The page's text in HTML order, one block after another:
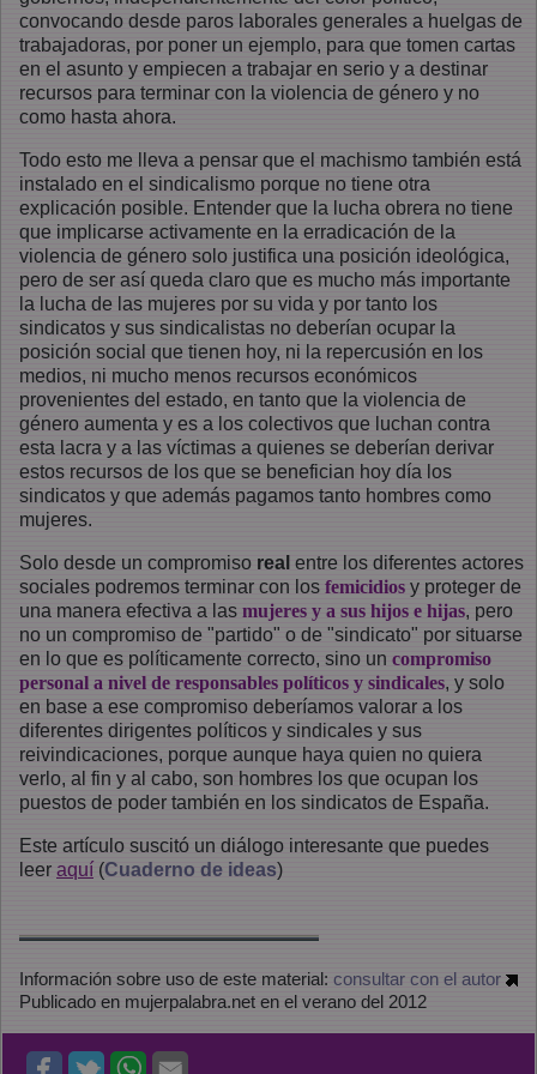
convocando desde paros laborales generales a huelgas de
trabajadoras, por poner un ejemplo, para que tomen cartas
en el asunto y empiecen a trabajar en serio y a destinar
recursos para terminar con la violencia de género y no
como hasta ahora.
Todo esto me lleva a pensar que el machismo también está
instalado en el sindicalismo porque no tiene otra
explicación posible. Entender que la lucha obrera no tiene
que implicarse activamente en la erradicación de la
violencia de género solo justifica una posición ideológica,
pero de ser así queda claro que es mucho más importante
la lucha de las mujeres por su vida y por tanto los
sindicatos y sus sindicalistas no deberían ocupar la
posición social que tienen hoy, ni la repercusión en los
medios, ni mucho menos recursos económicos
provenientes del estado, en tanto que la violencia de
género aumenta y es a los colectivos que luchan contra
esta lacra y a las víctimas a quienes se deberían derivar
estos recursos de los que se benefician hoy día los
sindicatos y que además pagamos tanto hombres como
mujeres.
Solo desde un compromiso real entre los diferentes actores
sociales podremos terminar con los femicidios y proteger de
una manera efectiva a las mujeres y a sus hijos e hijas, pero
no un compromiso de "partido" o de "sindicato" por situarse
en lo que es políticamente correcto, sino un compromiso
personal a nivel de responsables políticos y sindicales, y solo
en base a ese compromiso deberíamos valorar a los
diferentes dirigentes políticos y sindicales y sus
reivindicaciones, porque aunque haya quien no quiera
verlo, al fin y al cabo, son hombres los que ocupan los
puestos de poder también en los sindicatos de España.
Este artículo suscitó un diálogo interesante que puedes
leer aquí (Cuaderno de ideas)
Información sobre uso de este material: consultar con el autor
Publicado en mujerpalabra.net en el verano del 2012